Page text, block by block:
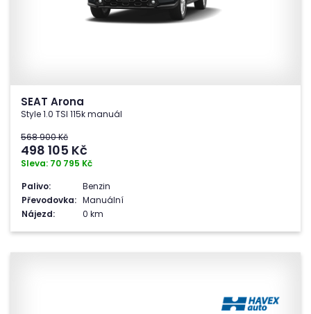
SEAT Arona
Style 1.0 TSI 115k manuál
568 900 Kč
498 105 Kč
Sleva: 70 795 Kč
Palivo:
Benzin
Převodovka: Manuální
Nájezd:
0 km